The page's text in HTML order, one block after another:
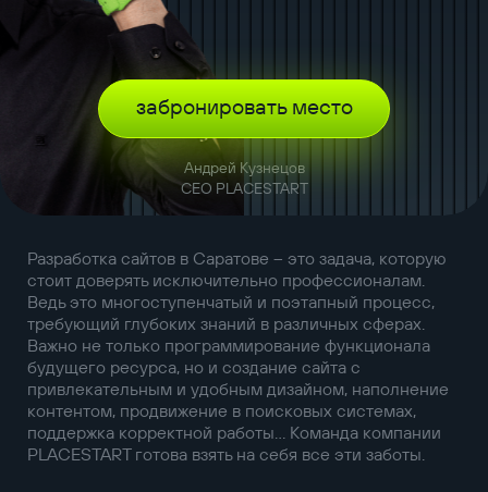
Андрей Кузнецов
CEO PLACESTART
забронировать место
Разработка сайтов в Саратове – это задача, которую
стоит доверять исключительно профессионалам.
Ведь это многоступенчатый и поэтапный процесс,
требующий глубоких знаний в различных сферах.
Важно не только программирование функционала
будущего ресурса, но и создание сайта с
привлекательным и удобным дизайном, наполнение
контентом, продвижение в поисковых системах,
поддержка корректной работы… Команда компании
PLACESTART готова взять на себя все эти заботы.